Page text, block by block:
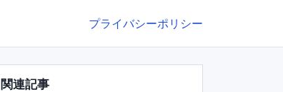
プライバシーポリシー
関連記事